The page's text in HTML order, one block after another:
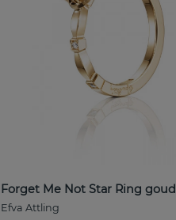
Forget Me Not Star Ring goud
Efva Attling